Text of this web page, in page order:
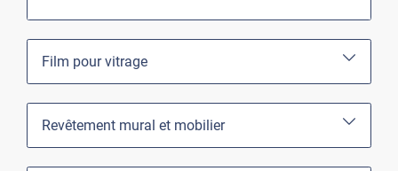
Film pour vitrage
Revêtement mural et mobilier